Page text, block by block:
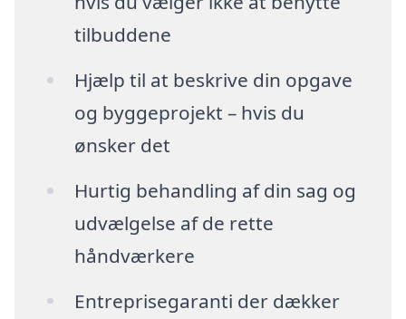
tilbuddene
Hjælp til at beskrive din opgave
og byggeprojekt – hvis du
ønsker det
Hurtig behandling af din sag og
udvælgelse af de rette
håndværkere
Entreprisegaranti der dækker